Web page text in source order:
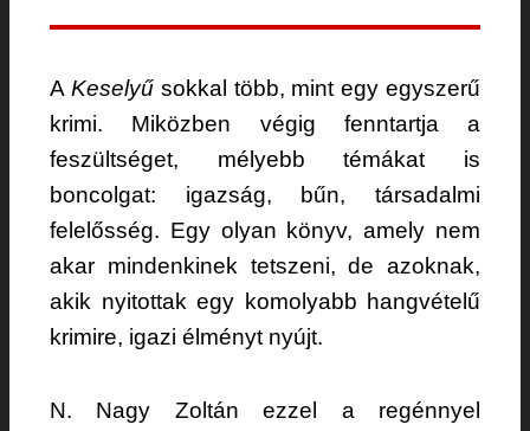
A Keselyűsokkal több, mint egy egyszerű
krimi. Miközben végig fenntartja a
feszültséget, mélyebb témákat is
boncolgat: igazság, bűn, társadalmi
felelősség. Egy olyan könyv, amely nem
akar mindenkinek tetszeni, de azoknak,
akik nyitottak egy komolyabb hangvételű
krimire, igazi élményt nyújt.
N. Nagy Zoltán ezzel a regénnyel